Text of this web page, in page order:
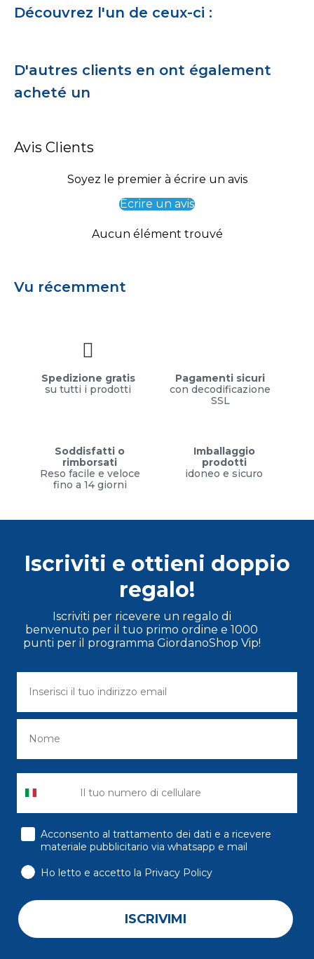
Découvrez l'un de ceux-ci :
D'autres clients en ont également
acheté un
Avis Clients
Soyez le premier à écrire un avis
Écrire un avis
Aucun élément trouvé
Vu récemment
Spedizione gratis
su tutti i prodotti
Pagamenti sicuri
con decodificazione
SSL
Soddisfatti o
rimborsati
Reso facile e veloce
fino a 14 giorni
Imballaggio
prodotti
idoneo e sicuro
Iscriviti e ottieni doppio
regalo!
Iscriviti per ricevere un regalo di
benvenuto per il tuo primo ordine e 1000
punti per il programma GiordanoShop Vip!
consenso
Acconsento al trattamento dei dati e a ricevere
materiale pubblicitario via whatsapp e mail
Ho letto e accetto la Privacy Policy
ISCRIVIMI